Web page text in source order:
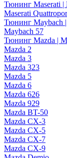
Тюнинг Maserati |
Maserati
Тюнинг Maybach
Maybach 57
Тюнинг Mazda |
Mazda 2
Mazda 3
Mazda 323
Mazda 5
Mazda 6
Mazda 626
Mazda 929
Mazda BT-50
Mazda CX-3
Mazda CX-5
Mazda CX-7
Mazda CX-9